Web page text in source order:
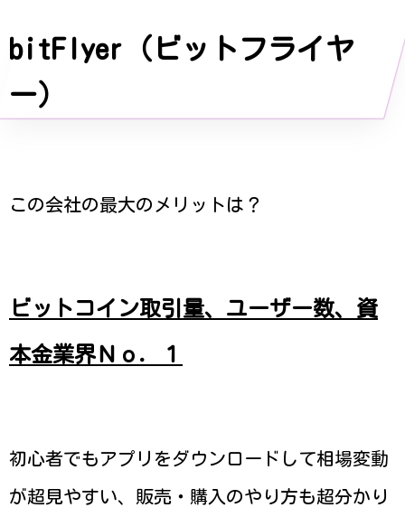
bitFlyer（ビットフライヤ
ー）
この会社の最大のメリットは？
ビットコイン取引量、ユーザー数、資
本金業界Ｎｏ．１
初心者でもアプリをダウンロードして相場変動
が超見やすい、販売・購入のやり方も超分かり